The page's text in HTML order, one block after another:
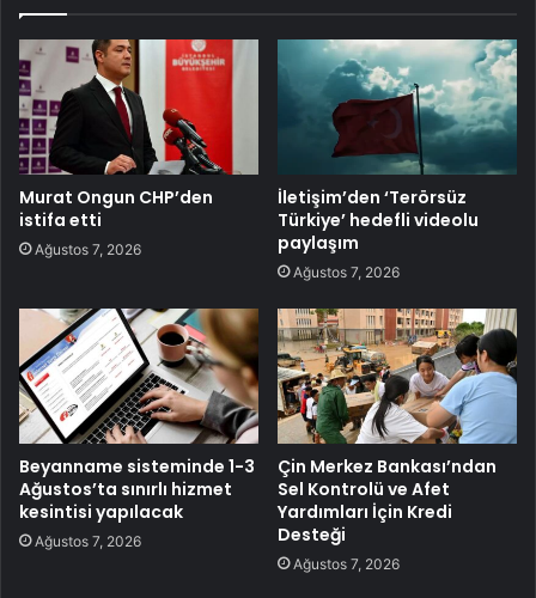
Murat Ongun CHP’den
istifa etti
Ağustos 7, 2026
İletişim’den ‘Terörsüz
Türkiye’ hedefli videolu
paylaşım
Ağustos 7, 2026
Beyanname sisteminde 1-3
Ağustos’ta sınırlı hizmet
kesintisi yapılacak
Ağustos 7, 2026
Çin Merkez Bankası’ndan
Sel Kontrolü ve Afet
Yardımları İçin Kredi
Desteği
Ağustos 7, 2026